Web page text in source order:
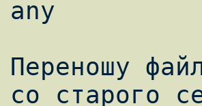
any
Переношу
со старого